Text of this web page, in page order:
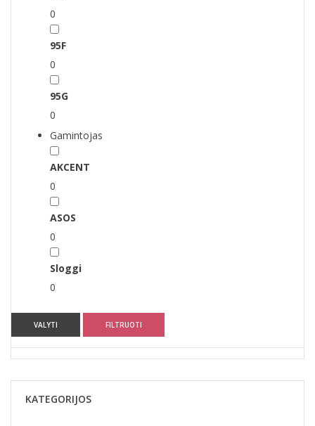
0
95F
0
95G
0
Gamintojas
AKCENT
0
ASOS
0
Sloggi
0
VALYTI FILTRUOTI
KATEGORIJOS